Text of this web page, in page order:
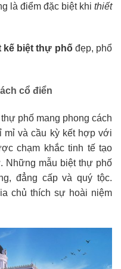
là điểm đặc biệt khi thiết
kế biệt thự phốđẹp, phổ
cổ điển
phố mang phong cách
mỉ và cầu kỳ kết hợp với
chạm khắc tinh tế tạo
Những mẫu biệt thự phố
đẳng cấp và quý tộc.
chủ thích sự hoài niệm